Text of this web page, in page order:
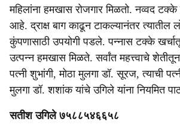
महिलांना हमखास रोजगार मिळतो. नव्वद
आहे. द्राक्ष बाग काढून टाकल्यानंतर त्यातील
कुंपणासाठी उपयोगी पडले. पन्नास टक्के
उत्पन्न हमखास मिळते. सर्वांत महत्त्वाचे
पत्नी शुभांगी, मोठा मुलगा डॉ. सूरज, त्याची
मुलगा डॉ. शशांक यांचे उगिले यांना नियमित
सतीश उगिले ७५८८५४६६५८